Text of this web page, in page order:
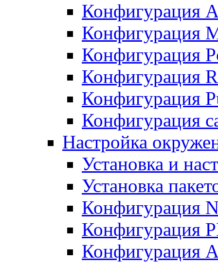
Конфигурация
Конфигурация
Конфигурация
Конфигурация
Конфигурация
Конфигурация
Настройка
Установка и
Установка
Конфигурация
Конфигурация
Конфигурация